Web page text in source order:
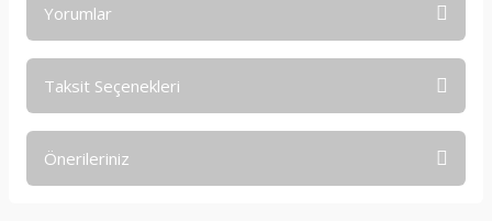
Yorumlar
Taksit Seçenekleri
Önerileriniz